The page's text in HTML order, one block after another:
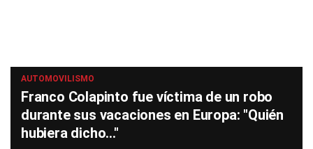
AUTOMOVILISMO
Franco Colapinto fue víctima de un robo
durante sus vacaciones en Europa: "Quién
hubiera dicho..."